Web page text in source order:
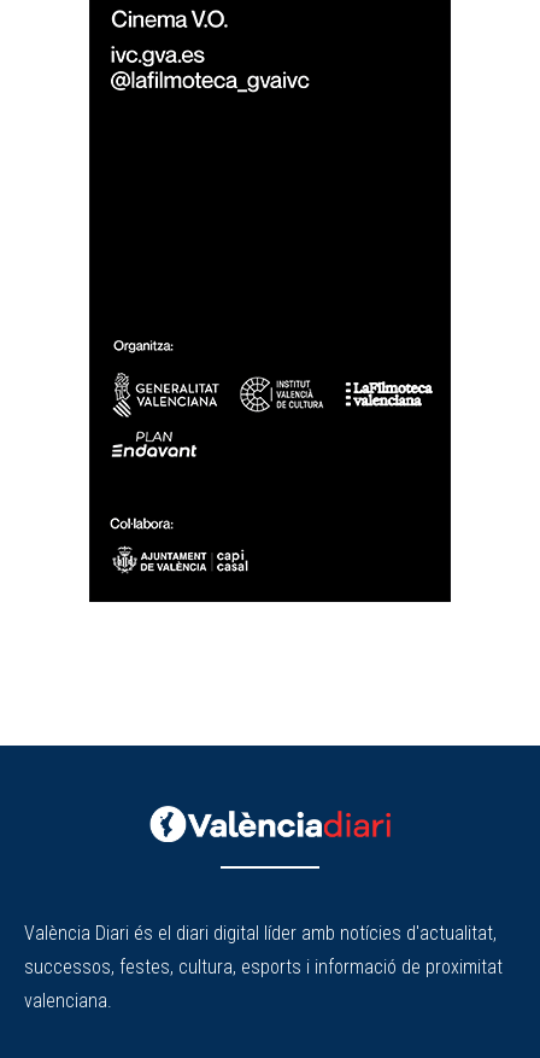
València Diari és el diari digital líder amb notícies d'actualitat,
successos, festes, cultura, esports i informació de proximitat
valenciana.